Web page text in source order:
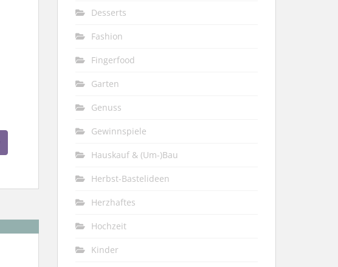
Desserts
Fashion
Fingerfood
Garten
Genuss
Gewinnspiele
Hauskauf & (Um-)Bau
Herbst-Bastelideen
Herzhaftes
Hochzeit
Kinder